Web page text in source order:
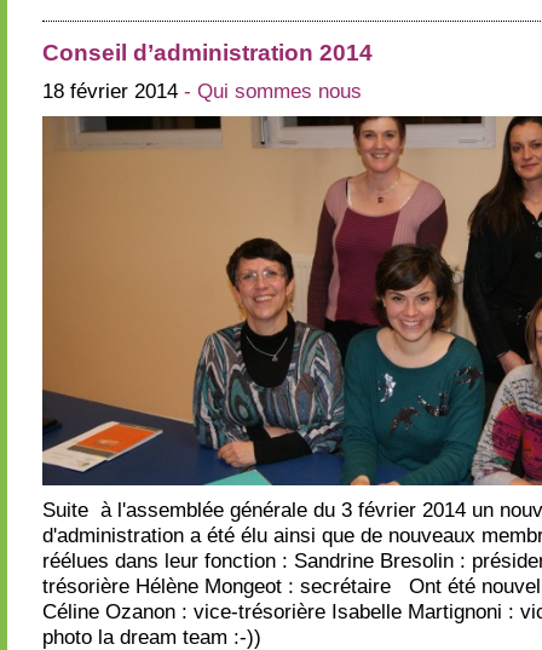
Conseil d’administration 2014
18 février 2014 - Qui sommes nous
Suite à l'assemblée générale du 3 février 2014 un
d'administration a été élu ainsi que de nouveaux
réélues dans leur fonction : Sandrine Bresolin :
trésorière Hélène Mongeot : secrétaire Ont été
Céline Ozanon : vice-trésorière Isabelle Martignoni :
photo la dream team :-))